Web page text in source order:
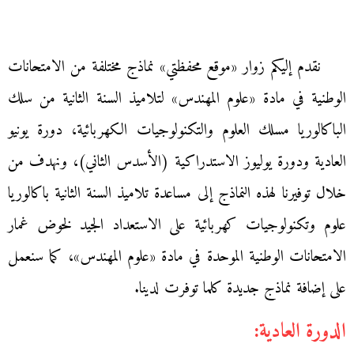
نقدم إليكم زوار «موقع محفظتي» نماذج مختلفة من الامتحانات
الوطنية في مادة «علوم المهندس» لتلاميذ السنة الثانية من سلك
الباكالوريا مسلك العلوم والتكنولوجيات الكهربائية، دورة يونيو
العادية ودورة يوليوز الاستدراكية (الأسدس الثاني)، ونهدف من
خلال توفيرنا لهذه النماذج إلى مساعدة تلاميذ السنة الثانية باكالوريا
علوم وتكنولوجيات كهربائية على الاستعداد الجيد لخوض غمار
الامتحانات الوطنية الموحدة في مادة «علوم المهندس»، كما سنعمل
على إضافة نماذج جديدة كلما توفرت لدينا.
الدورة العادية: